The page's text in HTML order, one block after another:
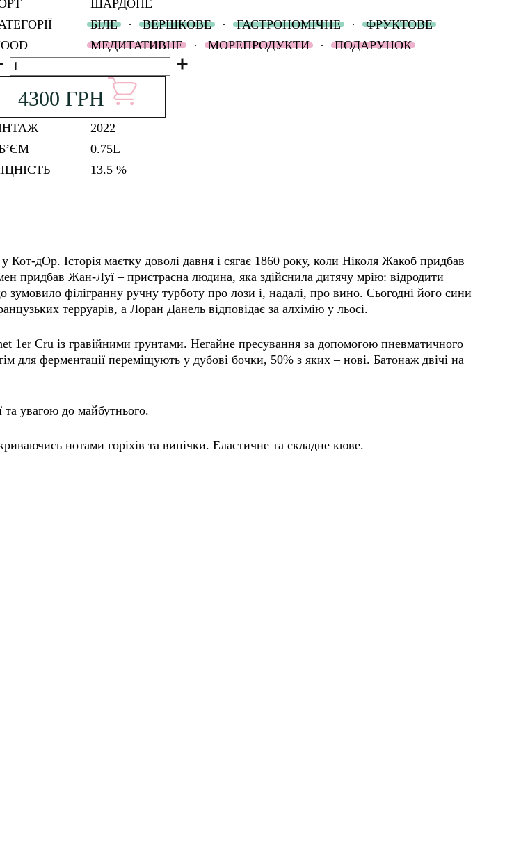
ШАРДОНЕ
БІЛЕ · ВЕРШКОВЕ · ГАСТРОНОМІЧНЕ ·
ФРУКТОВЕ
МЕДИТАТИВНЕ · МОРЕПРОДУКТИ ·
ПОДАРУНОК
4300 ГРН
2022
0.75L
13.5 %
дОр. Історія маєтку доволі давня і сягає 1860 року, коли Ніколя Жакоб придбав
придбав Жан-Луї – пристрасна людина, яка здійснила дитячу мрію: відродити
філігранну ручну турботу про лози і, надалі, про вино. Сьогодні його сини
терруарів, а Лоран Данель відповідає за алхімію у льосі.
1er Cru із гравійними ґрунтами. Негайне пресування за допомогою пневматичного
для ферментації переміщують у дубові бочки, 50% з яких – нові. Батонаж двічі на
та увагою до майбутнього.
нотами горіхів та випічки. Еластичне та складне кюве.